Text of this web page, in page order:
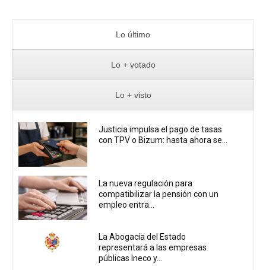
Lo último
Lo + votado
Lo + visto
Justicia impulsa el pago de tasas
con TPV o Bizum: hasta ahora se...
La nueva regulación para
compatibilizar la pensión con un
empleo entra...
La Abogacía del Estado
representará a las empresas
públicas Ineco y...